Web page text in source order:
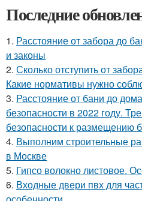
Последние
1. Расстояние от забора до
и законы
2. Сколько отступить от
Какие нормативы нужно
3. Расстояние от бани до
безопасности в 2022 году.
безопасности к размещению
4. Выполним строительные
в Москве
5. Гипсо волокно листовое.
6. Входные двери пвх для